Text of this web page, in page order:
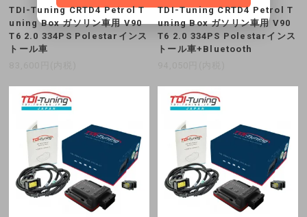
TDI-Tuning CRTD4 Petrol T
uning Box ガソリン車用 V90
T6 2.0 334PS Polestarインス
トール車
TDI-Tuning CRTD4 Petrol T
uning Box ガソリン車用 V90
T6 2.0 334PS Polestarインス
トール車+Bluetooth